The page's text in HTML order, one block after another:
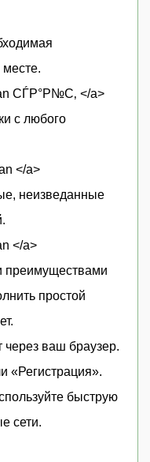
СЃР°Р№С‚ </a>
с любого
</a>
неизведанные
</a>
преимуществами
простой
через ваш браузер.
«Регистрация».
быструю
сети.